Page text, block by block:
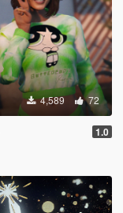
4,589 72
1.0